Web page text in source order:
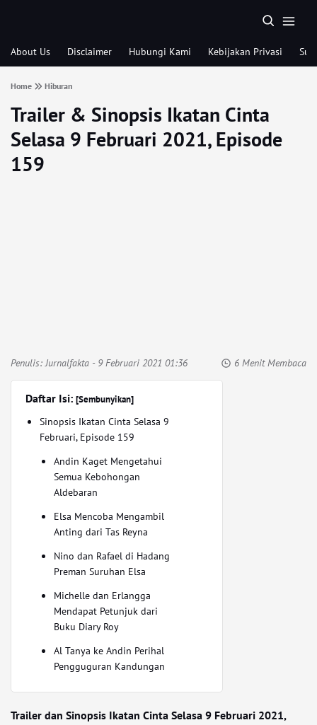
About Us Disclaimer Hubungi Kami Kebijakan Privasi
Home Hiburan
Trailer & Sinopsis Ikatan Cinta
Selasa 9 Februari 2021, Episode
159
Penulis:Jurnalfakta - 9 Februari 2021 01:36 6 Menit Membaca
Daftar Isi: [Sembunyikan]
Sinopsis Ikatan Cinta Selasa 9
Februari, Episode 159
Andin Kaget Mengetahui
Semua Kebohongan
Aldebaran
Elsa Mencoba Mengambil
Anting dari Tas Reyna
Nino dan Rafael di Hadang
Preman Suruhan Elsa
Michelle dan Erlangga
Mendapat Petunjuk dari
Buku Diary Roy
Al Tanya ke Andin Perihal
Pengguguran Kandungan
Trailer dan Sinopsis Ikatan Cinta Selasa 9 Februari 2021,